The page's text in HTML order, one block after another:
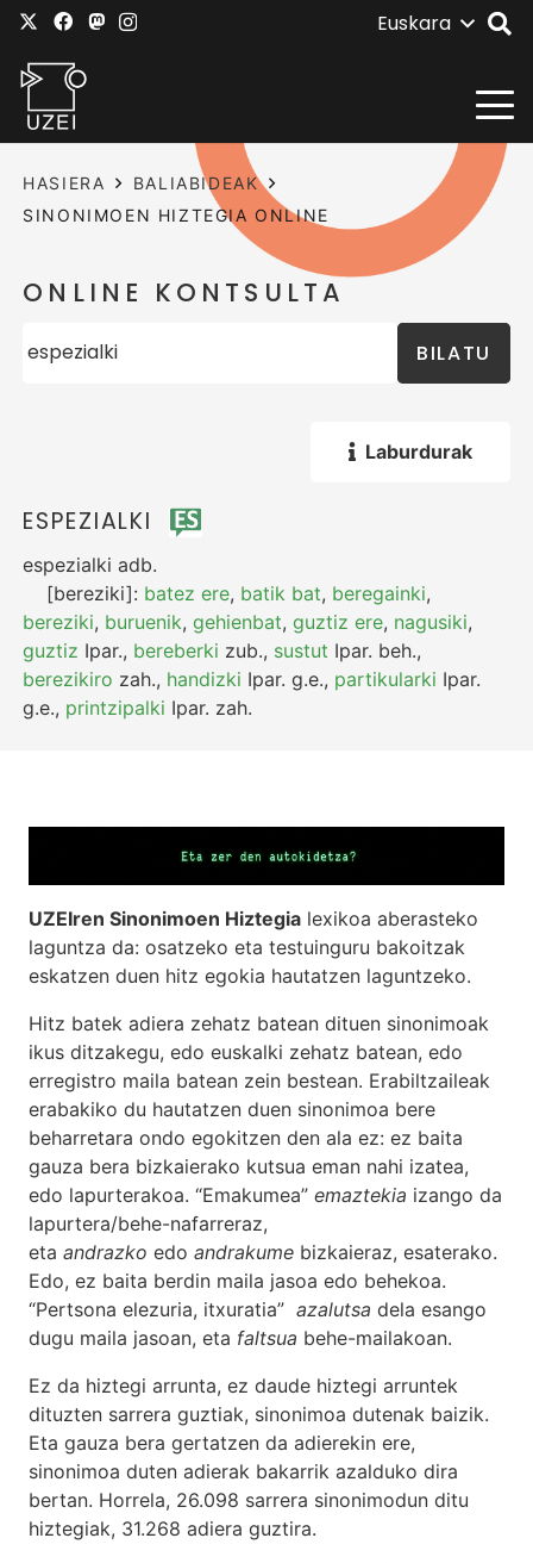
Euskara
HASIERA
BALIABIDEAK
SINONIMOEN HIZTEGIA ONLINE
ONLINE KONTSULTA
BILATU
Laburdurak
ESPEZIALKI
espezialki adb.
[bereziki]: batez ere, batik bat, beregainki,
bereziki, buruenik,gehienbat,guztiz ere, nagusiki,
guztiz Ipar., bereberki zub., sustut Ipar. beh.,
berezikiro zah., handizki Ipar. g.e., partikularki Ipar.
g.e., printzipalki Ipar. zah.
UZEIren Sinonimoen Hiztegia lexikoa aberasteko
laguntza da: osatzeko eta testuinguru bakoitzak
eskatzen duen hitz egokia hautatzen laguntzeko.
Hitz batek adiera zehatz batean dituen sinonimoak
ikus ditzakegu, edo euskalki zehatz batean, edo
erregistro maila batean zein bestean. Erabiltzaileak
erabakiko du hautatzen duen sinonimoa bere
beharretara ondo egokitzen den ala ez: ez baita
gauza bera bizkaierako kutsua eman nahi izatea,
edo lapurterakoa. “Emakumea” emaztekia izango da
lapurtera/behe-nafarreraz,
eta andrazko edo andrakume bizkaieraz, esaterako.
Edo, ez baita berdin maila jasoa edo behekoa.
“Pertsona elezuria, itxuratia” azalutsa dela esango
dugu maila jasoan, eta faltsua behe-mailakoan.
Ez da hiztegi arrunta, ez daude hiztegi arruntek
dituzten sarrera guztiak, sinonimoa dutenak baizik.
Eta gauza bera gertatzen da adierekin ere,
sinonimoa duten adierak bakarrik azalduko dira
bertan. Horrela, 26.098 sarrera sinonimodun ditu
hiztegiak, 31.268 adiera guztira.